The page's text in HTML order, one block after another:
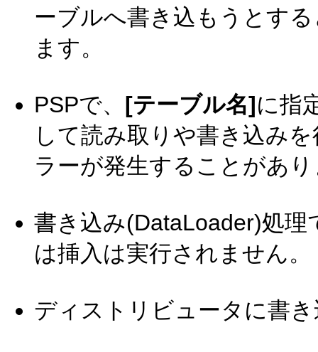
ーブルへ書き込もうとす
ます。
PSPで、 [テーブル名]に指
して読み取りや書き込み
ラーが発生することがあ
書き込み(DataLoader)処
は挿入は実行されません。
ディストリビュータに書